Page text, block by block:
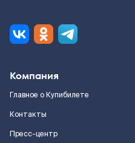
Компания
Главное о Купибилете
Контакты
Пресс-центр